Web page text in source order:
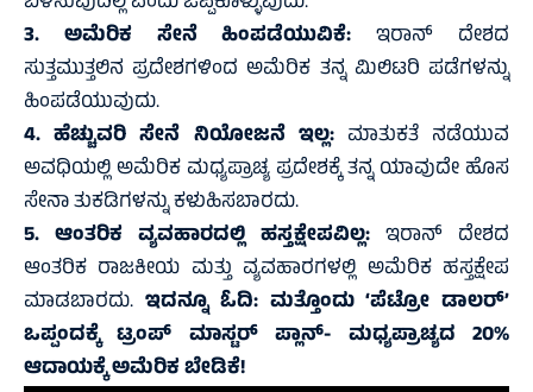
3. ಅಮೆರಿಕ ಸೇನೆ ಹಿಂಪಡೆಯುವಿಕೆ: ಇರಾನ್ ದೇಶದ
ಸುತ್ತಮುತ್ತಲಿನ ಪ್ರದೇಶಗಳಿಂದ ಅಮೆರಿಕ ತನ್ನ ಮಿಲಿಟರಿ ಪಡೆಗಳನ್ನು
ಹಿಂಪಡೆಯುವುದು.
4. ಹೆಚ್ಚುವರಿ ಸೇನೆ ನಿಯೋಜನೆ ಇಲ್ಲ:ಮಾತುಕತೆ ನಡೆಯುವ
ಅವಧಿಯಲ್ಲಿ ಅಮೆರಿಕ ಮಧ್ಯಪ್ರಾಚ್ಯ ಪ್ರದೇಶಕ್ಕೆ ತನ್ನ ಯಾವುದೇ ಹೊಸ
ಸೇನಾ ತುಕಡಿಗಳನ್ನು ಕಳುಹಿಸಬಾರದು.
5. ಆಂತರಿಕ ವ್ಯವಹಾರದಲ್ಲಿ ಹಸ್ತಕ್ಷೇಪವಿಲ್ಲ: ಇರಾನ್ ದೇಶದ
ಆಂತರಿಕ ರಾಜಕೀಯ ಮತ್ತು ವ್ಯವಹಾರಗಳಲ್ಲಿ ಅಮೆರಿಕ ಹಸ್ತಕ್ಷೇಪ
ಮಾಡಬಾರದು. ಇದನ್ನೂ ಓದಿ: ಮತ್ತೊಂದು ‘ಪೆಟ್ರೋ ಡಾಲರ್’
ಒಪ್ಪಂದಕ್ಕೆ ಟ್ರಂಪ್ ಮಾಸ್ಟರ್ ಪ್ಲಾನ್- ಮಧ್ಯಪ್ರಾಚ್ಯದ 20%
ಆದಾಯಕ್ಕೆ ಅಮೆರಿಕ ಬೇಡಿಕೆ!